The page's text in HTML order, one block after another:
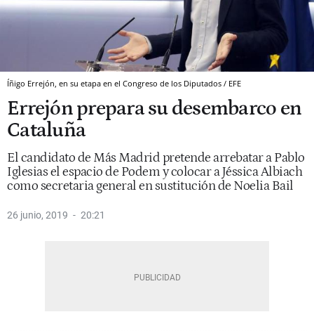
Íñigo Errejón, en su etapa en el Congreso de los Diputados / EFE
Errejón prepara su desembarco en
Cataluña
El candidato de Más Madrid pretende arrebatar a Pablo
Iglesias el espacio de Podem y colocar a Jéssica Albiach
como secretaria general en sustitución de Noelia Bail
26 junio, 2019 20:21